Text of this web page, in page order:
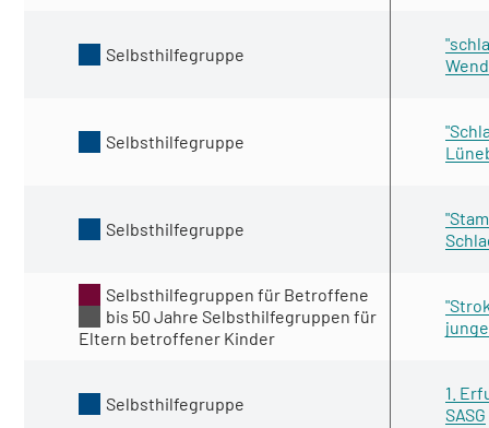
Selbsthilfegruppe
Selbsthilfegruppe
Selbsthilfegruppe
Selbsthilfegruppen für Betroffene
bis 50 Jahre Selbsthilfegruppen für
Eltern betroffener Kinder
Selbsthilfegruppe
1.
SASG